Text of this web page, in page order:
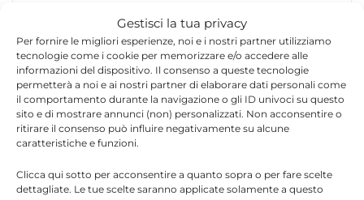
Gestisci la tua privacy
Per fornire le migliori esperienze, noi e i nostri partner utilizziamo
tecnologie come i cookie per memorizzare e/o accedere alle
informazioni del dispositivo. Il consenso a queste tecnologie
permetterà a noi e ai nostri partner di elaborare dati personali come
il comportamento durante la navigazione o gli ID univoci su questo
sito e di mostrare annunci (non) personalizzati. Non acconsentire o
ritirare il consenso può influire negativamente su alcune
caratteristiche e funzioni.
Clicca qui sotto per acconsentire a quanto sopra o per fare scelte
dettagliate. Le tue scelte saranno applicate solamente a questo
Redazione
La redazione di Quotidianodiragusa.it è composta
da giornalisti, collaboratori e professionisti
dell’informazione che ogni giorno lavorano per
offrire notizie, approfondimenti e contenuti
accurati dedicati alla Sicilia, all’attualità, alla
politica, alla cronaca, alla cultura e allo sport. Un
qualità, tempestività e affidabilità.